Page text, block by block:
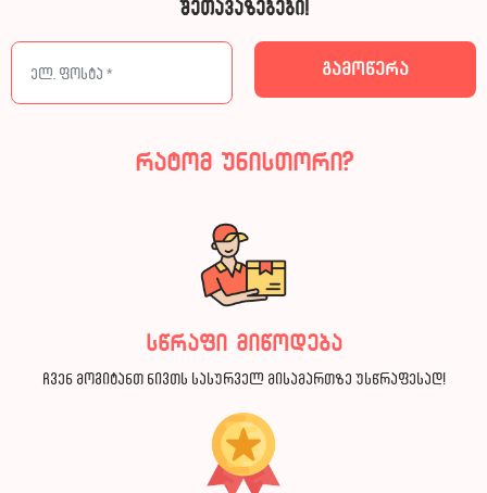
შეთავაზებები!
რატომ უნისთორი?
სწრაფი მიწოდება
ჩვენ მოგიტანთ ნივთს სასურველ მისამართზე უსწრაფესად!